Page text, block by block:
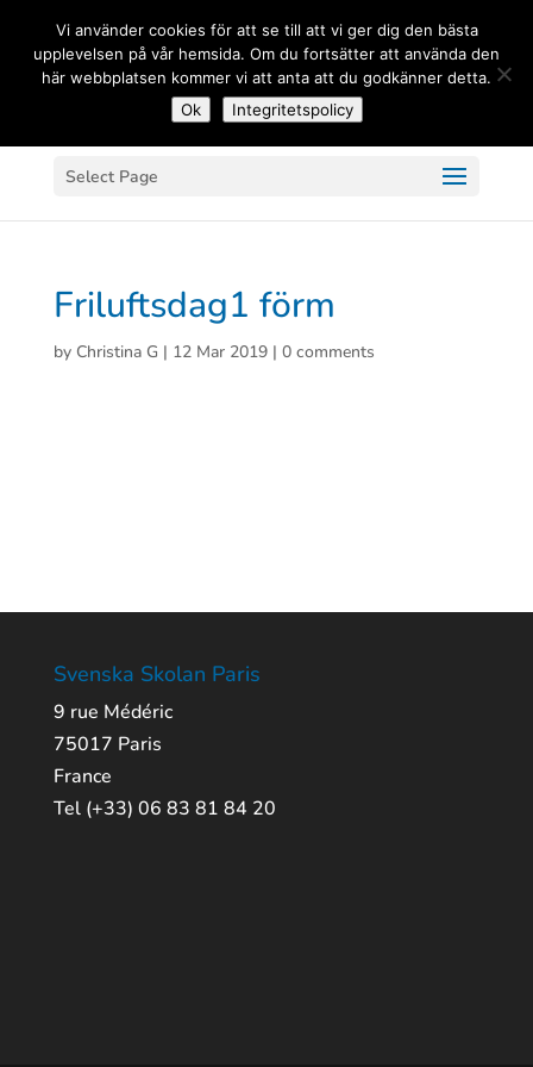
Select Page
Friluftsdag1 förm
by Christina G | 12 Mar 2019| 0 comments
Svenska Skolan Paris
9 rue Médéric
75017 Paris
France
Tel (+33) 06 83 81 84 20
Vi använder cookies för att se till att vi ger dig den bästa
upplevelsen på vår hemsida. Om du fortsätter att använda den
här webbplatsen kommer vi att anta att du godkänner detta.
Ok
Integritetspolicy